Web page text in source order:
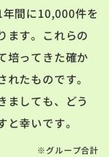
間に10,000件を
ます。これらの
培ってきた確か
たものです。
ましても、どう
幸いです。
※グループ合計